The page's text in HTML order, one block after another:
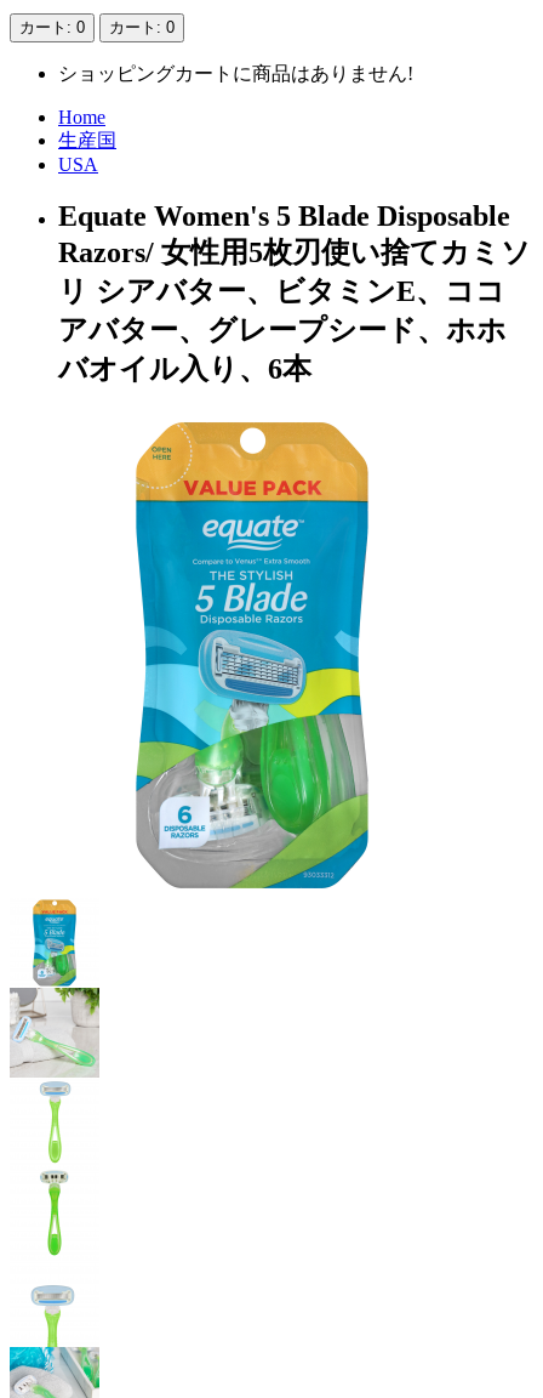
カート : 0 カート : 0
ショッピングカートに商品はありません!
Home
生産国
USA
Equate Women's 5 Blade Disposable
Razors/ 女性用5枚刃使い捨てカミソ
リ シアバター、ビタミンE、ココ
アバター、グレープシード、ホホ
バオイル入り、6本